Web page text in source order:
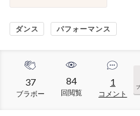
ダンス パフォーマンス
37
ブラボー
84
回閲覧
1
コメント